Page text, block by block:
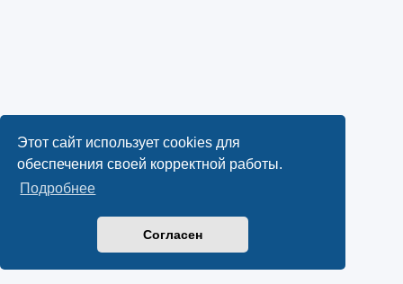
Этот сайт использует cookies для
обеспечения своей корректной работы.
Подробнее
Согласен